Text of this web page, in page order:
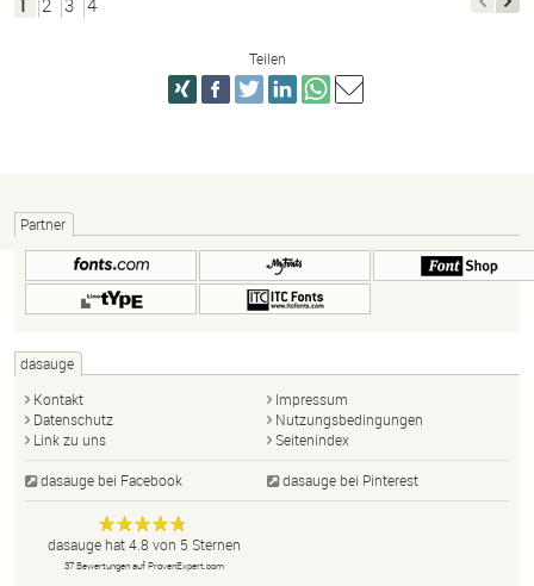
1 2 3 4
Teilen
Partner
dasauge
Kontakt
Impressum
Datenschutz
Nutzungsbedingungen
Link zu uns
Seitenindex
dasauge bei Facebook dasauge bei Pinterest
dasauge
Designer,
Fotografen,
Anonym
dasaugehat4.8 von 5 Sternen
37Bewertungen auf ProvenExpert.com